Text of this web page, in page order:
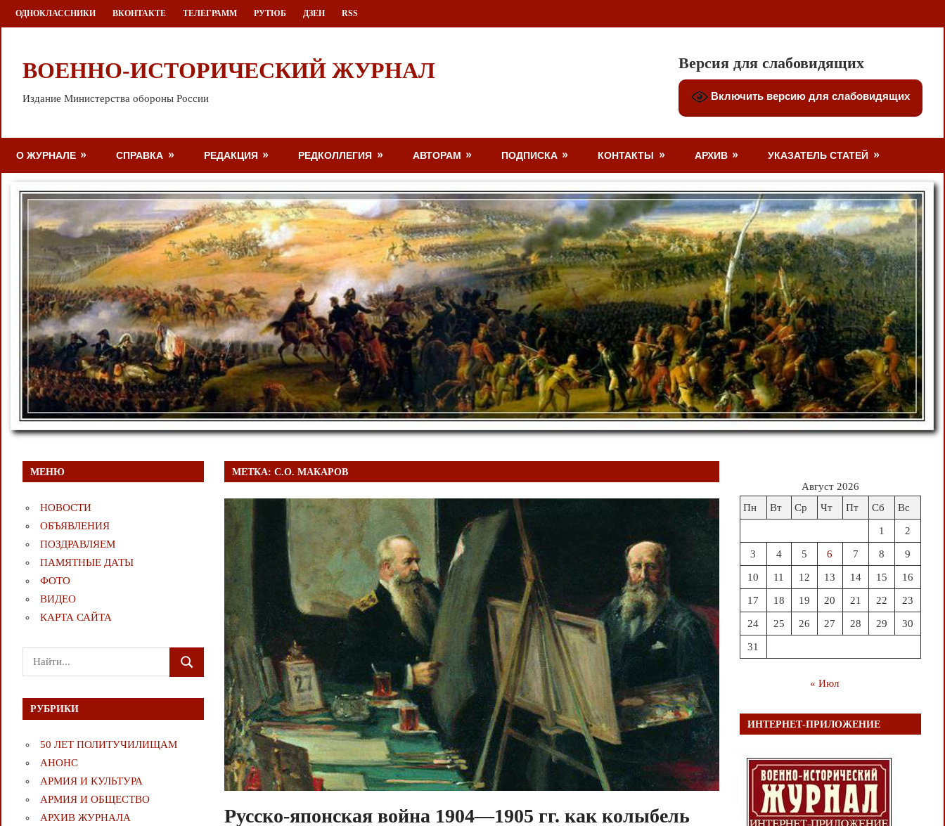
Перейти
к
ОДНОКЛАССНИКИ ВКОНТАКТЕ ТЕЛЕГРАММ РУТЮБ ДЗЕН RSS
ВОЕННО-ИСТОРИЧЕСКИЙ ЖУРНАЛ
Издание Министерства обороны России
Версия для слабовидящих
Включить версию для слабовидящих
О ЖУРНАЛЕ СПРАВКА РЕДАКЦИЯ РЕДКОЛЛЕГИЯ АВТОРАМ ПОДПИСКА КОНТАКТЫ АРХИВ УКАЗАТЕЛЬ СТАТЕЙ
МЕТКА:С.О. МАКАРОВ
Русско-японская война 1904—1905 гг. как колыбель
МЕНЮ
НОВОСТИ
ОБЪЯВЛЕНИЯ
ПОЗДРАВЛЯЕМ
ПАМЯТНЫЕ ДАТЫ
ФОТО
ВИДЕО
КАРТА САЙТА
Поиск
для:
ПОИСК
РУБРИКИ
50 ЛЕТ ПОЛИТУЧИЛИЩАМ
АНОНС
АРМИЯ И КУЛЬТУРА
АРМИЯ И ОБЩЕСТВО
АРХИВ ЖУРНАЛА
Август 2026
Пн
Вт Ср Чт Пт Сб Вс
1 2
3 4 5 6 7 8 9
10 11 12 13 14 15 16
17 18 19 20 21 22 23
24 25 26 27 28 29 30
31
« Июл
ИНТЕРНЕТ-ПРИЛОЖЕНИЕ